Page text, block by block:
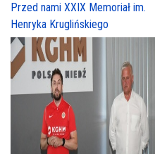
Przed nami XXIX Memoriał im.
Henryka Kruglińskiego